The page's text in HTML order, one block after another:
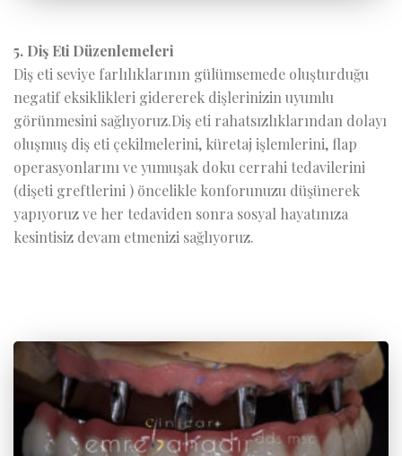
5. Diş Eti Düzenlemeleri
Diş eti seviye farlılıklarının gülümsemede oluşturduğu
negatif eksiklikleri gidererek dişlerinizin uyumlu
görünmesini sağlıyoruz.Diş eti rahatsızlıklarından dolayı
oluşmuş diş eti çekilmelerini, küretaj işlemlerini, flap
operasyonlarını ve yumuşak doku cerrahi tedavilerini
(dişeti greftlerini ) öncelikle konforunuzu düşünerek
yapıyoruz ve her tedaviden sonra sosyal hayatınıza
kesintisiz devam etmenizi sağlıyoruz.